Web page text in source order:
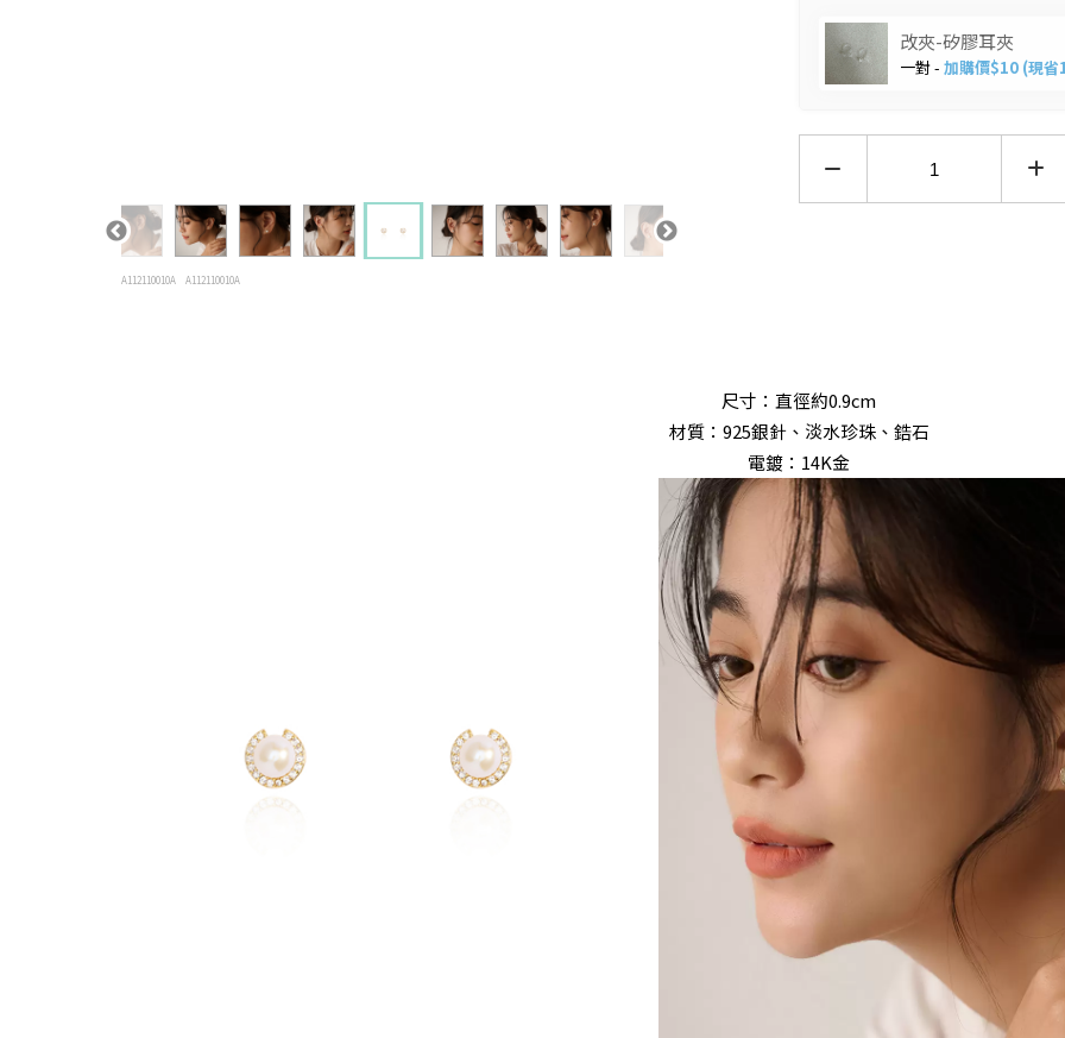
A112110010A A112110010A
改夾-矽膠耳夾
一對 -加購價$10 (現省
尺寸：直徑約0.9cm
材質：925銀針、淡水珍珠、鋯石
電鍍：14K金